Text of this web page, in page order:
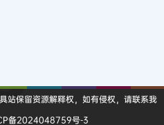
站保留资源解释权，如有侵权，请联系我
备2024048759号-3